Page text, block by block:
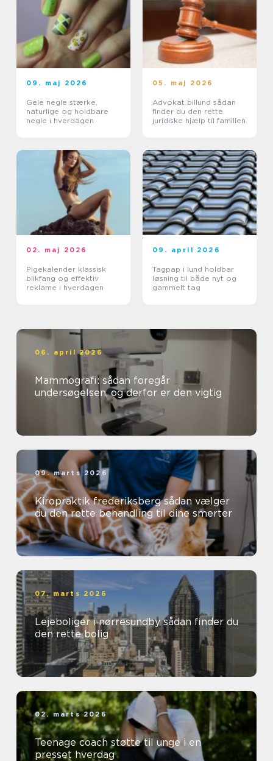
09. maj 2026
Gele negle stærke,
naturlige og holdbare
negle i hverdagen
05. maj 2026
Advokat billund sådan
finder du den rette
juridiske hjælp til familien
02. maj 2026
Pigekalender klassisk
blikfang og effektiv
reklame i hverdagen
09. april 2026
Tagpap i lund holdbar
løsning til både nyt og
gammelt tag
06. april 2026
Mammografi: sådan foregår
undersøgelsen, og derfor er den vigtig
09. marts 2026
Kiropraktik frederiksberg sådan vælger
du den rette behandling til dine smerter
07. marts 2026
Lejeboliger i nørresundby sådan finder du
den rette bolig
02. marts 2026
Teenage coach støtte til unge i en
presset hverdag